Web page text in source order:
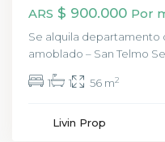
ARS $ 900.000 Por
Se alquila departamento
amoblado – San Telmo
1 1 56 m2
Livin Prop